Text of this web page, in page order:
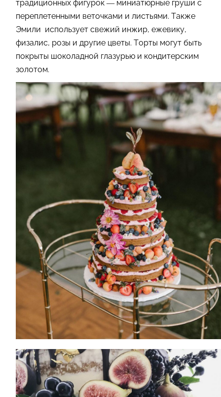
традиционных фигурок — миниатюрные груши с
переплетенными веточками и листьями. Также
Эмили использует свежий инжир, ежевику,
физалис, розы и другие цветы. Торты могут быть
покрыты шоколадной глазурью и кондитерским
золотом.